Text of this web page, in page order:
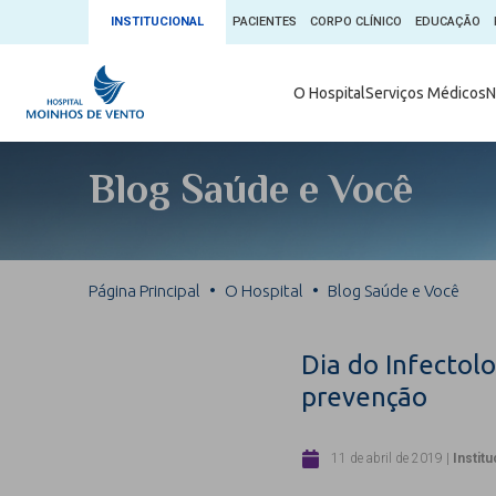
INSTITUCIONAL PACIENTES CORPO CLÍNICO EDUCAÇÃO
O HospitalServiços Médicos
Serviços Médicos
Núcleos e Especialidades
Fale com o Moinhos
Ambulatório
Comitê de
Doação de
Enfermagem
Escritório
Escritório
Blog Saúde e Você
Página Principal O Hospital Blog Saúde e Você
Dia do
prevenção
11 de abril de 2019